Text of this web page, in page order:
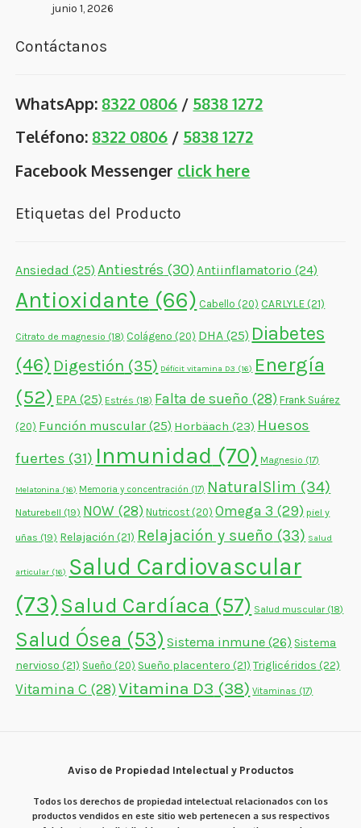
junio 1, 2026
Contáctanos
WhatsApp: 8322 0806 / 5838 1272
Teléfono: 8322 0806 / 5838 1272
Facebook Messenger click here
Etiquetas del Producto
Ansiedad (25) Antiestrés (30)Antiinflamatorio (24)
Antioxidante (66) Cabello (20) CARLYLE(21)
Citrato de magnesio (18) Colágeno (20) DHA (25) Diabetes
(46) Digestión (35) Déficit vitamina D3 (16) Energía
(52) EPA (25) Estrés (18) Falta de sueño (28) Frank Suárez
(20) Función muscular (25) Horbäach (23) Huesos
fuertes (31) Inmunidad (70) Magnesio (17)
Melatonina (16) Memoria y concentración (17) NaturalSlim (34)
Naturebell (19) NOW (28) Nutricost (20) Omega 3 (29) piel y
uñas (19) Relajación (21) Relajación y sueño (33) Salud
articular (16) Salud Cardiovascular
(73)Salud Cardíaca (57) Salud muscular(18)
Salud Ósea (53) Sistema inmune (26) Sistema
nervioso (21) Sueño (20) Sueño placentero (21) Triglicéridos (22)
Vitamina C (28) Vitamina D3 (38) Vitaminas (17)
Aviso de Propiedad Intelectual y Productos
Todos los derechos de propiedad intelectual relacionados con los
productos vendidos en este sitio web pertenecen a sus respectivos